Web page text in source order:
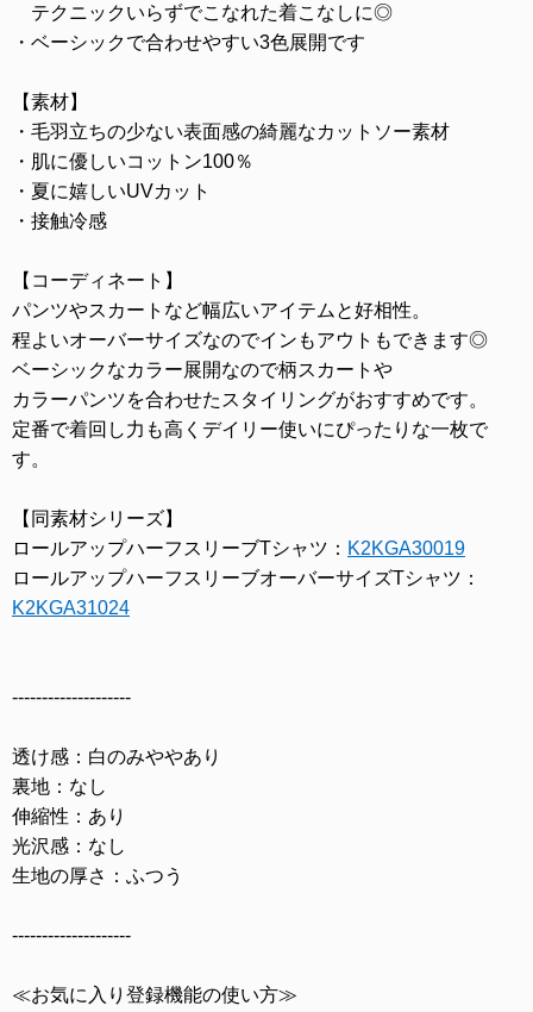
テクニックいらずでこなれた着こなしに◎
・ベーシックで合わせやすい3色展開です
【素材】
・毛羽立ちの少ない表面感の綺麗なカットソー素材
・肌に優しいコットン100％
・夏に嬉しいUVカット
・接触冷感
【コーディネート】
パンツやスカートなど幅広いアイテムと好相性。
程よいオーバーサイズなのでインもアウトもできます◎
ベーシックなカラー展開なので柄スカートや
カラーパンツを合わせたスタイリングがおすすめです。
定番で着回し力も高くデイリー使いにぴったりな一枚で
す。
【同素材シリーズ】
ロールアップハーフスリーブTシャツ： K2KGA30019
ロールアップハーフスリーブオーバーサイズTシャツ：
K2KGA31024
--------------------
透け感：白のみややあり
裏地：なし
伸縮性：あり
光沢感：なし
生地の厚さ：ふつう
--------------------
≪お気に入り登録機能の使い方≫